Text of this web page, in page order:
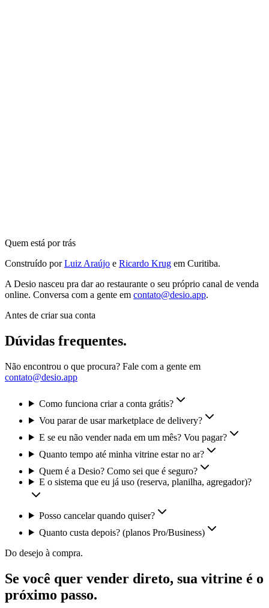
Quem está por trás
Construído por Luiz Araújo e Ricardo Krug em Curitiba.
A Desio nasceu pra dar ao restaurante o seu próprio canal de venda
online. Conversa com a gente em contato@desio.app.
Antes de criar sua conta
Dúvidas frequentes.
Não encontrou o que procura? Fale com a gente em
contato@desio.app
Como funciona criar a conta grátis?
Vou parar de usar marketplace de delivery?
E se eu não vender nada em um mês? Vou pagar?
Quanto tempo até minha vitrine estar no ar?
Quem é a Desio? Como sei que é seguro?
E o sistema que eu já uso (reserva, planilha, agregador)?
Posso cancelar quando quiser?
Quanto custa depois? (planos Pro/Business)
Do desejo à compra.
Se você quer vender direto, sua vitrine é o
próximo passo.